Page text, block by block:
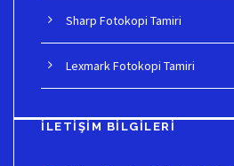
Sharp Fotokopi Tamiri
Lexmark Fotokopi Tamiri
İLETIŞIM BILGILERI